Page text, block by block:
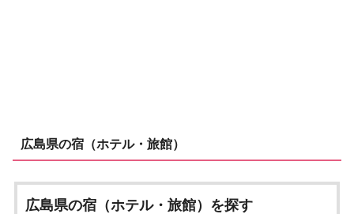
広島県の宿（ホテル・旅館）
広島県の宿（ホテル・旅館）を探す